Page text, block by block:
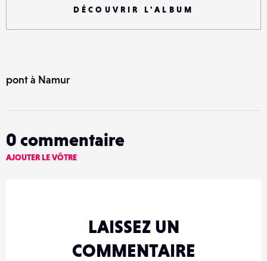
DÉCOUVRIR L'ALBUM
pont à Namur
0 commentaire
AJOUTER LE VÔTRE
LAISSEZ UN
COMMENTAIRE